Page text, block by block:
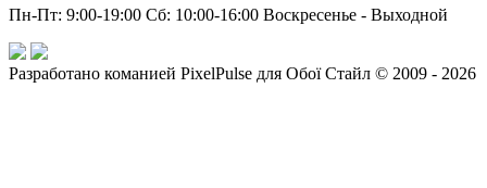
Пн-Пт: 9:00-19:00 Сб: 10:00-16:00 Воскресенье - Выходной
Разработано команией PixelPulse для Обої Стайл © 2009 - 2026